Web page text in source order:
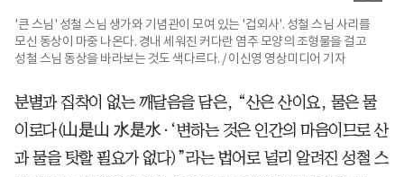
'큰 스님' 성철 스님 생가와 기념관이 모여 있는 '겁외사'. 성철 스님 사리를
모신 동상이 마중 나온다. 경내 세워진 커다란 염주 모양의 조형물을 걸고
성철 스님 동상을 바라보는 것도 색다르다. / 이신영 영상미디어 기자
분별과 집착이 없는 깨달음을 담은, “산은 산이요, 물은 물
이로다(山是山 水是水·‘변하는 것은 인간의 마음이므로 산
과 물을 탓할 필요가 없다)”라는 법어로 널리 알려진 성철 스